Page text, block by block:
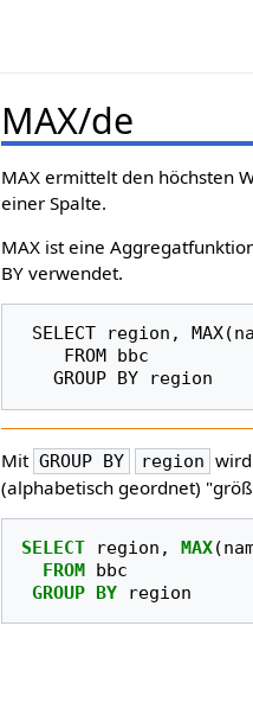
MAX/de
MAX ermittelt den höchsten
einer Spalte.
MAX ist eine
BY verwendet.
Mit GROUP BY region
(alphabetisch geordnet)
SELECT region , MAX(
FROM bbc
GROUP BY region